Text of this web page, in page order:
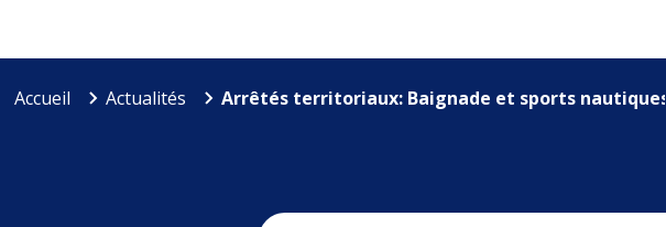
Accueil Actualités Arrêtés territoriaux: Baignade et sports nautiques